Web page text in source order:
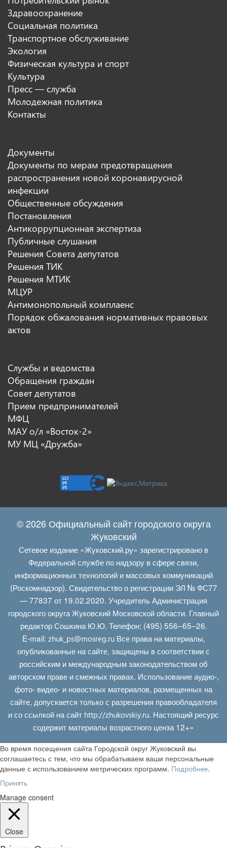
Здравоохранение
Социальная политика
Транспортное обслуживание
Экология
Физическая культура и спорт
Культура
Пресс — служба
Молодежная политика
Контакты
Документы
Документы по мерам предотвращения
распространения новой коронавирусной
инфекции
Общественные обсуждения
Постановления
Антикоррупционная экспертиза
Публичные слушания
Решения Совета депутатов
Решения ТИК
Решения МТИК
МЦУР
Антимонопольный комплаенс
Порядок обжалования нормативных правовых
актов
Службы и ведомства
Обращения граждан
Совет депутатов
Прием предпринимателей
МФЦ
МАУ о/л «Восток-2»
МУ МЦ «Дружба»
© 2026 Официальный сайт городского округа
Жуковский
Сетевое издание «Жуковский.ру» зарегистрировано в
Федеральной службе по надзору в сфере связи,
информационных технологий и массовых коммуникаций
(Роскомнадзор). Свидетельство о регистрации ЭЛ № ФС77
— 77837 от 19.02.2020. Учредитель Администрация
городского округа Жуковский Московской области. Главный
редактор Сошкина Ю.Ю. Телефон: (495) 556–65–26.
E‑mail: zhuk_ps@mosreg.ruВсе права на материалы,
опубликованные на сайте, защищены в соответствии с
российским и международным законодательством об
авторском праве и смежных правах. Использование аудио-,
фото- видео- и новостных материалов, размещенных на
сайте, допускается только с разрешения правообладателя
и со ссылкой на сайт http://zhukovskiy.ru. Настоящий ресурс
содержит материалы возрастного ценза 12+»
Во время посещения сайта Городской округ Жуковский вы
соглашаетесь с тем, что мы обрабатываем ваши персональные
данные с использованием метрических программ. Подробнее.
Принять
Manage consent
Close